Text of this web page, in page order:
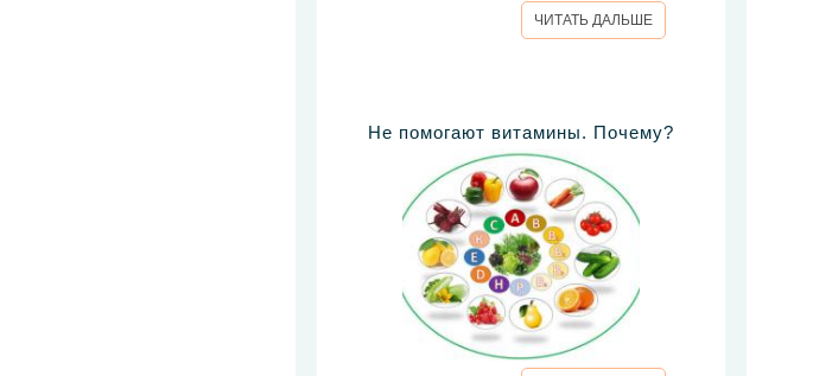
ЧИТАТЬ ДАЛЬШЕ
Не помогают витамины. Почему?